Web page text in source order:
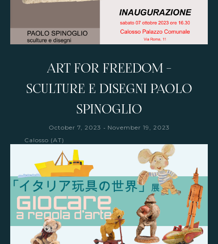
ART FOR FREEDOM -
SCULTURE E DISEGNI PAOLO
SPINOGLIO
October 7, 2023 - November 19, 2023
Calosso (AT)